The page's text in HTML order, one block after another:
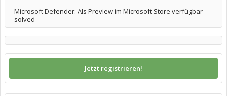
Microsoft Defender: Als Preview im Microsoft Store verfügbar
solved
Jetzt registrieren!